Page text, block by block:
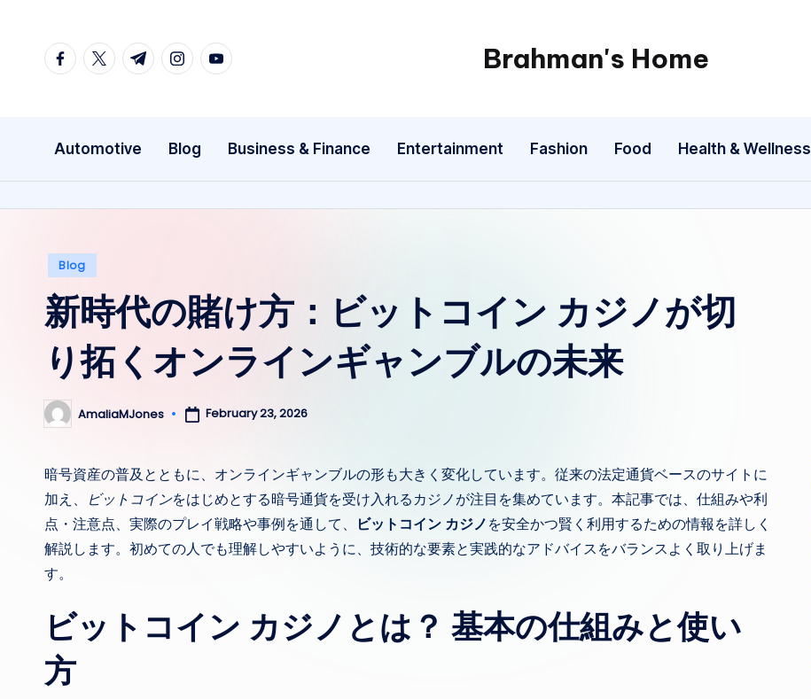
facebook.com
twitter.com
t.me instagram.com
youtube.com Brahman's Home
Spiritual
exploring
it
Automotive Blog Business & Finance Entertainment Fashion Food Health & Wellness
Posted
Blog
新時代の賭け方： ビットコイン カジノが切
り拓くオンラインギャンブルの未来
Posted
by
AmaliaMJones February 23, 2026
暗号資産の普及とともに、オンラインギャンブルの形も大きく変化しています。従来の法定通貨ベースのサイトに
加え、
ビットコインをはじめとする暗号通貨を受け入れるカジノが注目を集めています。本記事では、仕組みや利
点・注意点、実際のプレイ戦略や事例を通して、
ビットコイン カジノを安全かつ賢く利用するための情報を詳しく
解説します。初めての人でも理解しやすいように、技術的な要素と実践的なアドバイスをバランスよく取り上げま
す。
ビットコイン カジノとは？ 基本の仕組みと使い
方